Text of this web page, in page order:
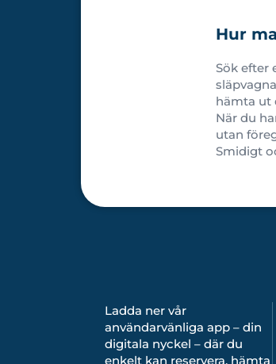
Hur
Sök efter
hämta ut
När du
utan
Smidigt
Ladda ner vår
användarvänliga app – din
digitala nyckel – där du
enkelt kan reservera, hämta